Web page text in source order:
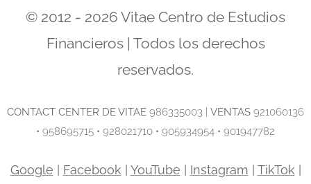
© 2012 - 2026 Vitae Centro de Estudios
Financieros | Todos los derechos
reservados.
CONTACT CENTER DE VITAE 986335003 | VENTAS 921060136
• 958695715 • 928021710 • 905934954 • 901947782
Google Facebook YouTube Instagram TikTok